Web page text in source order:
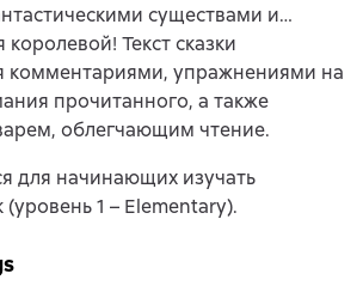
существами и…
Текст сказки
комментариями, упражнениями на
прочитанного, а также
облегчающим чтение.
для начинающих изучать
(уровень 1 – Elementary).